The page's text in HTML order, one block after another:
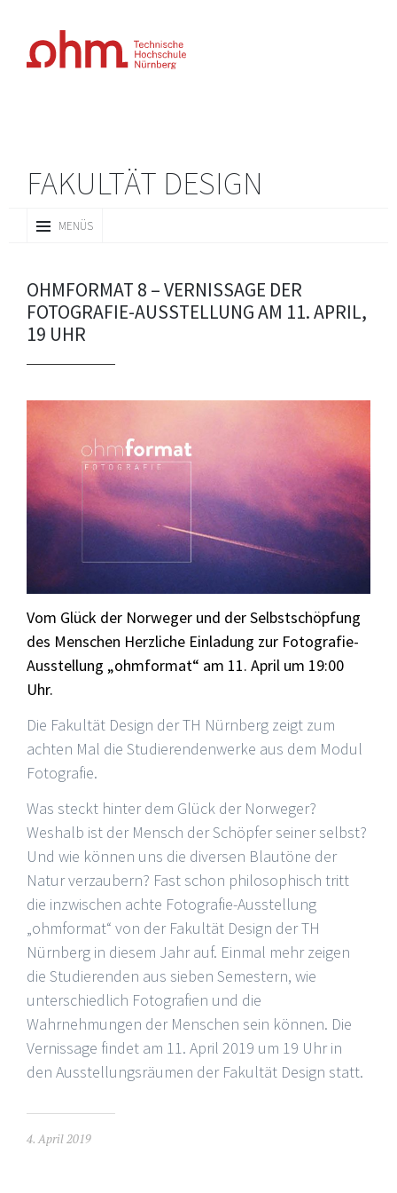
FAKULTÄT DESIGN
MENÜS
INHALT
OHMFORMAT 8 – VERNISSAGE DER
FOTOGRAFIE-AUSSTELLUNG AM 11. APRIL,
19 UHR
Vom Glück der Norweger und der Selbstschöpfung
des Menschen Herzliche Einladung zur Fotografie-
Ausstellung „ohmformat“ am 11. April um 19:00
Uhr.
Die Fakultät Design der TH Nürnberg zeigt zum
achten Mal die Studierendenwerke aus dem Modul
Fotografie.
Was steckt hinter dem Glück der Norweger?
Weshalb ist der Mensch der Schöpfer seiner selbst?
Und wie können uns die diversen Blautöne der
Natur verzaubern? Fast schon philosophisch tritt
die inzwischen achte Fotografie-Ausstellung
„ohmformat“ von der Fakultät Design der TH
Nürnberg in diesem Jahr auf. Einmal mehr zeigen
die Studierenden aus sieben Semestern, wie
unterschiedlich Fotografien und die
Wahrnehmungen der Menschen sein können. Die
Vernissage findet am 11. April 2019 um 19 Uhr in
den Ausstellungsräumen der Fakultät Design statt.
4. April 2019